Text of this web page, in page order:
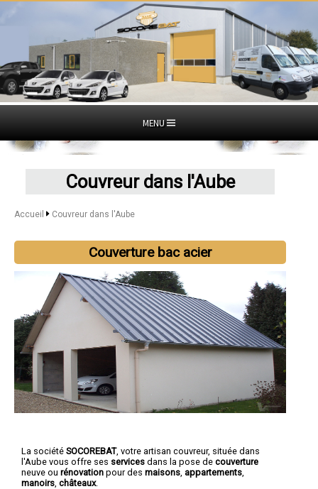
MENU
Couvreur dans l'Aube
Accueil Couvreur dans l'Aube
Couverture bac acier
La société SOCOREBAT, votre artisan couvreur, située dans
l'Aube vous offre ses services dans la pose de couverture
neuve ou rénovation pour des maisons appartements
manoirs châteaux.